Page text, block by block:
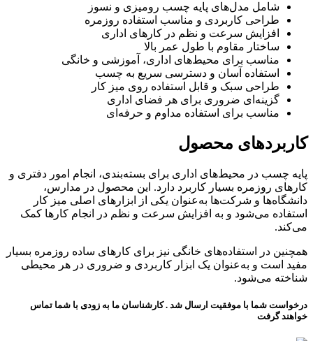
شامل مدل‌های پایه چسب رومیزی و نسوز
طراحی کاربردی و مناسب استفاده روزمره
افزایش سرعت و نظم در کارهای اداری
ساختار مقاوم با طول عمر بالا
مناسب برای محیط‌های اداری، آموزشی و خانگی
استفاده آسان و دسترسی سریع به چسب
طراحی سبک و قابل استفاده روی میز کار
گزینه‌ای ضروری برای هر فضای اداری
مناسب برای استفاده مداوم و حرفه‌ای
کاربردهای محصول
پایه چسب در محیط‌های اداری برای بسته‌بندی، انجام امور دفتری و
کارهای روزمره بسیار کاربرد دارد. این محصول در مدارس،
دانشگاه‌ها و شرکت‌ها به‌عنوان یکی از ابزارهای اصلی میز کار
استفاده می‌شود و به افزایش سرعت و نظم در انجام کارها کمک
می‌کند.
همچنین در استفاده‌های خانگی نیز برای کارهای ساده روزمره بسیار
مفید است و به‌عنوان یک ابزار کاربردی و ضروری در هر محیطی
شناخته می‌شود.
درخواست شما با موفقیت ارسال شد . کارشناسان ما به زودی با شما تماس
خواهند گرفت